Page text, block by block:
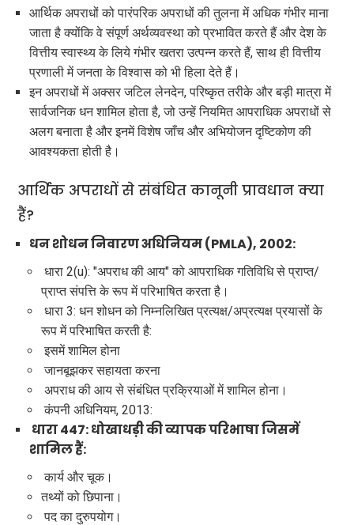
आर्थिक अपराधों को पारंपरिक अपराधों की तुलना में अधिक गंभीर माना
जाता है क्योंकि वे संपूर्ण अर्थव्यवस्था को प्रभावित करते हैं और देश के
वित्तीय स्वास्थ्य के लिये गंभीर खतरा उत्पन्न करते हैं, साथ ही वित्तीय
प्रणाली में जनता के विश्वास को भी हिला देते हैं।
इन अपराधों में अक्सर जटिल लेनदेन, परिष्कृत तरीके और बड़ी मात्रा में
सार्वजनिक धन शामिल होता है, जो उन्हें नियमित आपराधिक अपराधों से
अलग बनाता है और इनमें विशेष जाँच और अभियोजन दृष्टिकोण की
आवश्यकता होती है।
आर्थिक अपराधों से संबंधित कानूनी प्रावधान क्या
हैं?
धन शोधन निवारण अधिनियम (PMLA), 2002:
धारा 2(u): "अपराध की आय" को आपराधिक गतिविधि से प्राप्त/
प्राप्त संपत्ति के रूप में परिभाषित करता है।
धारा 3: धन शोधन को निम्नलिखित प्रत्यक्ष/अप्रत्यक्ष प्रयासों के
रूप में परिभाषित करती है:
इसमें शामिल होना
जानबूझकर सहायता करना
अपराध की आय से संबंधित प्रक्रियाओं में शामिल होना।
कंपनी अधिनियम, 2013:
धारा 447: धोखाधड़ी की व्यापक परिभाषा जिसमें
शामिल हैं:
कार्य और चूक।
तथ्यों को छिपाना।
पद का दुरुपयोग।